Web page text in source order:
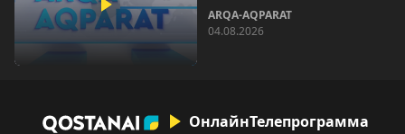
ARQA-AQPARAT
04.08.2026
ОнлайнТелепрограмма